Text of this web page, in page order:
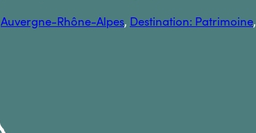
Auvergne-Rhône-Alpes, Destination: Patrimoine,